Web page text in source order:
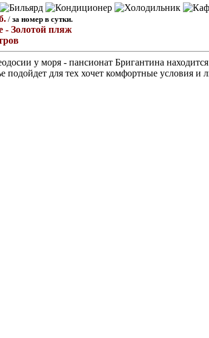
/ за номер в сутки.
- Золотой пляж
у моря - пансионат Бригантина
подойдет для тех хочет комфортные условия